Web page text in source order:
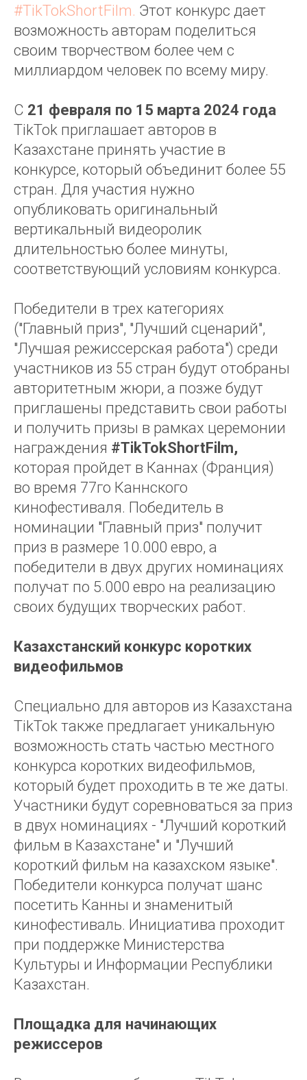
#TikTokShortFilm. Этот конкурс дает
возможность авторам поделиться
своим творчеством более чем с
миллиардом человек по всему миру.
С 21 февраля по 15 марта 2024 года
TikTok приглашает авторов в
Казахстане принять участие в
конкурсе, который объединит более 55
стран. Для участия нужно
опубликовать оригинальный
вертикальный видеоролик
длительностью более минуты,
соответствующий условиям конкурса.
Победители в трех категориях
("Главный приз", "Лучший сценарий",
"Лучшая режиссерская работа") среди
участников из 55 стран будут отобраны
авторитетным жюри, а позже будут
приглашены представить свои работы
и получить призы в рамках церемонии
награждения #TikTokShortFilm,
которая пройдет в Каннах (Франция)
во время 77го Каннского
кинофестиваля. Победитель в
номинации "Главный приз" получит
приз в размере 10.000 евро, а
победители в двух других номинациях
получат по 5.000 евро на реализацию
своих будущих творческих работ.
Казахстанский конкурс коротких
видеофильмов
Специально для авторов из Казахстана
TikTok также предлагает уникальную
возможность стать частью местного
конкурса коротких видеофильмов,
который будет проходить в те же даты.
Участники будут соревноваться за приз
в двух номинациях - "Лучший короткий
фильм в Казахстане" и "Лучший
короткий фильм на казахском языке".
Победители конкурса получат шанс
посетить Канны и знаменитый
кинофестиваль. Инициатива проходит
при поддержке Министерства
Культуры и Информации Республики
Казахстан.
Площадка для начинающих
режиссеров